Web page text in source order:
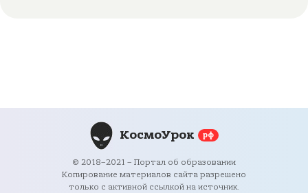
КосмоУрок рф
© 2018–2021 – Портал об образовании
Копирование материалов сайта разрешено
только с активной ссылкой на источник.